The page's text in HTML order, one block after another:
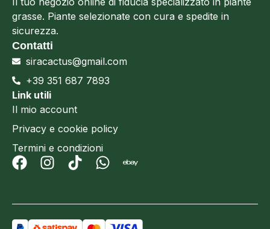
grasse. Piante selezionate con cura e spedite in
sicurezza.
Contatti
siracactus@gmail.com
+39 351 687 7893
Link utili
Il mio account
Privacy e cookie policy
Termini e condizioni